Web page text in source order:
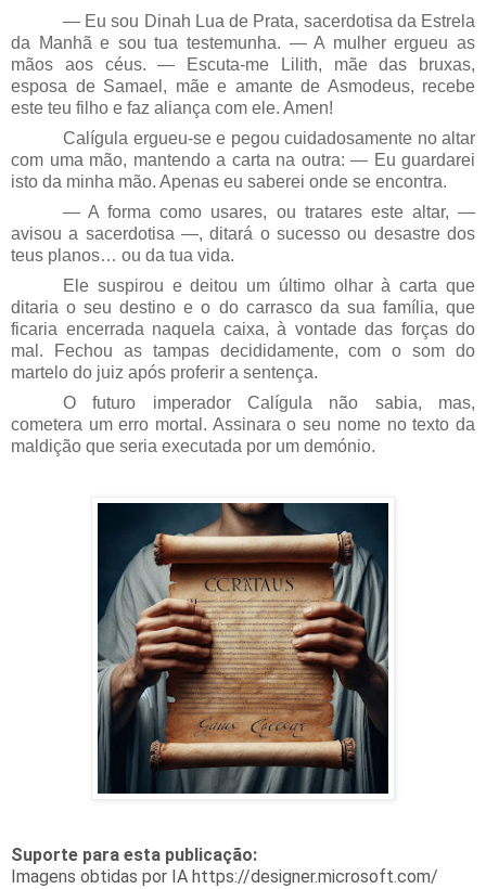
— Eu sou Dinah Lua de Prata, sacerdotisa da Estrela
da Manhã e sou tua testemunha. — A mulher ergueu as
mãos aos céus. — Escuta-me Lilith, mãe das bruxas,
esposa de Samael, mãe e amante de Asmodeus, recebe
este teu filho e faz aliança com ele. Amen!
Calígula ergueu-se e pegou cuidadosamente no altar
com uma mão, mantendo a carta na outra: — Eu guardarei
isto da minha mão. Apenas eu saberei onde se encontra.
— A forma como usares, ou tratares este altar, —
avisou a sacerdotisa —, ditará o sucesso ou desastre dos
teus planos… ou da tua vida.
Ele suspirou e deitou um último olhar à carta que
ditaria o seu destino e o do carrasco da sua família, que
ficaria encerrada naquela caixa, à vontade das forças do
mal. Fechou as tampas decididamente, com o som do
martelo do juiz após proferir a sentença.
O futuro imperador Calígula não sabia, mas,
cometera um erro mortal. Assinara o seu nome no texto da
maldição que seria executada por um demónio.
Suporte para esta publicação:
Imagens obtidas por IA https://designer.microsoft.com/